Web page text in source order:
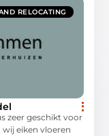
RELOCATING
zeer geschikt voor
eiken vloeren